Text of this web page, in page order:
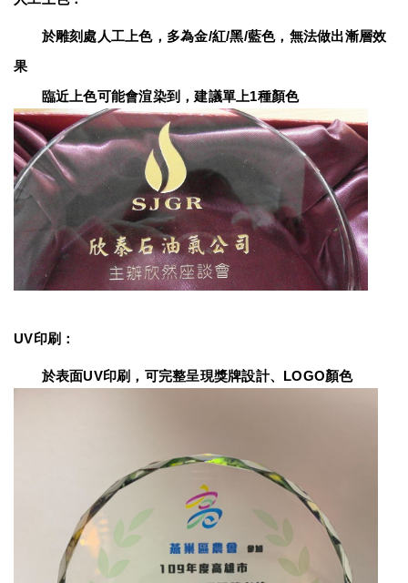
於雕刻處人工上色，多為金/紅/黑/藍色，無法做出漸層效
果
臨近上色可能會渲染到，建議單上1種顏色
UV印刷：
於表面UV印刷，可完整呈現獎牌設計、LOGO顏色